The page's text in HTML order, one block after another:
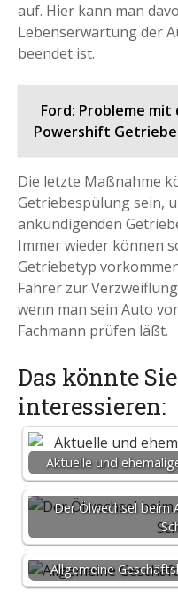
auf. Hier kann man
Lebenserwartung der
beendet ist.
Ford: Probleme mit
Powershift Getriebe
Die letzte Maßnahme
Getriebespülung sein,
ankündigenden
Immer wieder können
Getriebetyp
Fahrer zur
wenn man sein Auto
Fachmann prüfen läßt.
Das könnte
interessieren:
Aktuelle und
Der Ölwechsel
Allgemeine